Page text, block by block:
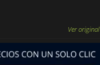
Ver original